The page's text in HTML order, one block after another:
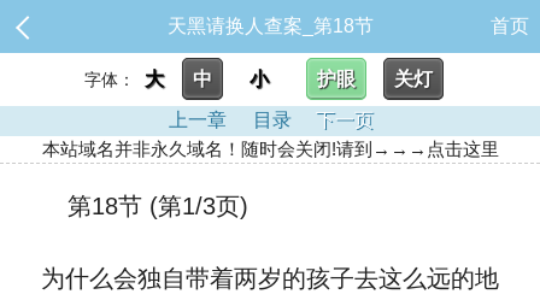
天黑请换人查案_第18节 首页
字体： 大 中 小 护眼
关灯
上一章
目录
下一页
本站域名并非永久域名！随时会关闭!请到→→→点击这里
第18节 (第1/3页)
为什么会独自带着两岁的孩子去这么远的地